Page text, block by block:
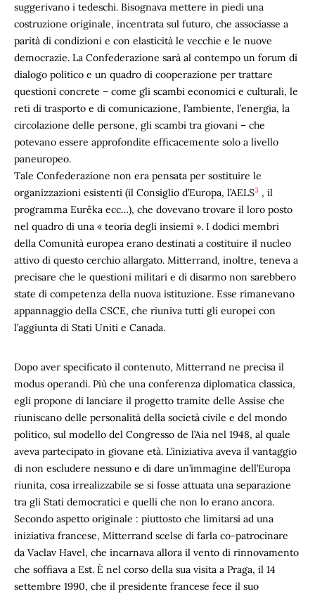
suggerivano i tedeschi. Bisognava mettere in piedi una
costruzione originale, incentrata sul futuro, che associasse a
parità di condizioni e con elasticità le vecchie e le nuove
democrazie. La Confederazione sarà al contempo un forum di
dialogo politico e un quadro di cooperazione per trattare
questioni concrete – come gli scambi economici e culturali, le
reti di trasporto e di comunicazione, l’ambiente, l’energia, la
circolazione delle persone, gli scambi tra giovani – che
potevano essere approfondite efficacemente solo a livello
paneuropeo.
Tale Confederazione non era pensata per sostituire le
organizzazioni esistenti (il Consiglio d’Europa, l’AELS3 , il
programma Eurêka ecc…), che dovevano trovare il loro posto
nel quadro di una « teoria degli insiemi ». I dodici membri
della Comunità europea erano destinati a costituire il nucleo
attivo di questo cerchio allargato. Mitterrand, inoltre, teneva a
precisare che le questioni militari e di disarmo non sarebbero
state di competenza della nuova istituzione. Esse rimanevano
appannaggio della CSCE, che riuniva tutti gli europei con
l’aggiunta di Stati Uniti e Canada.
Dopo aver specificato il contenuto, Mitterrand ne precisa il
modus operandi. Più che una conferenza diplomatica classica,
egli propone di lanciare il progetto tramite delle Assise che
riuniscano delle personalità della società civile e del mondo
politico, sul modello del Congresso de l’Aia nel 1948, al quale
aveva partecipato in giovane età. L’iniziativa aveva il vantaggio
di non escludere nessuno e di dare un’immagine dell’Europa
riunita, cosa irrealizzabile se si fosse attuata una separazione
tra gli Stati democratici e quelli che non lo erano ancora.
Secondo aspetto originale : piuttosto che limitarsi ad una
iniziativa francese, Mitterrand scelse di farla co-patrocinare
da Vaclav Havel, che incarnava allora il vento di rinnovamento
che soffiava a Est. È nel corso della sua visita a Praga, il 14
settembre 1990, che il presidente francese fece il suo